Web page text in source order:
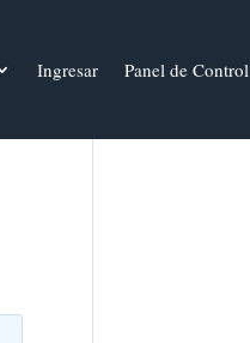
Ingresar Panel de Control